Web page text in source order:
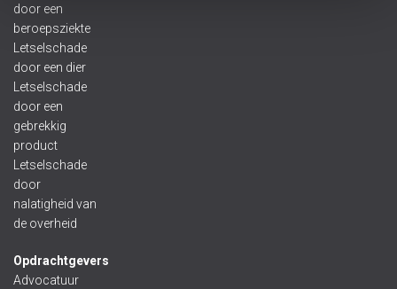
door een
beroepsziekte
Letselschade
door een dier
Letselschade
door een
gebrekkig
product
Letselschade
door
nalatigheid van
de overheid
Opdrachtgevers
Advocatuur